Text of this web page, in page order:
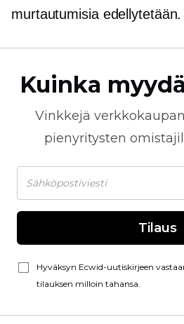
murtautumisiaedellytetään.
Kuinka
Vinkkejä verkkokaupan
pienyritysten
Tilaus
Hyväksyn Ecwid-uutiskirjeen
tilauksen milloin tahansa.